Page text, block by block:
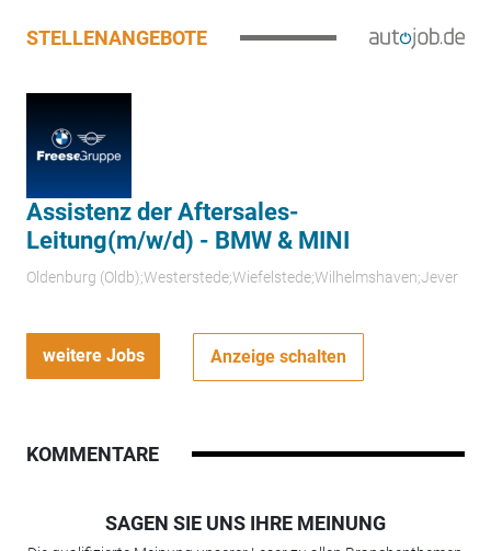
STELLENANGEBOTE
Assistenz der Aftersales-
Leitung(m/w/d) - BMW & MINI
Oldenburg (Oldb);Westerstede;Wiefelstede;Wilhelmshaven;Jever
weitere Jobs Anzeige schalten
KOMMENTARE
SAGEN SIE UNS IHRE MEINUNG